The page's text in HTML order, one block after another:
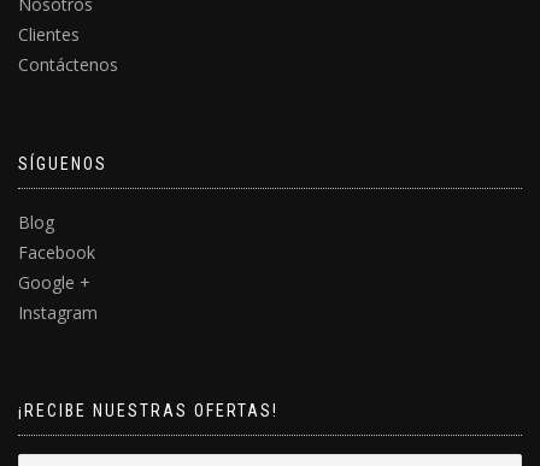
Clientes
Contáctenos
SÍGUENOS
Blog
Facebook
Google +
Instagram
¡RECIBE NUESTRAS OFERTAS!